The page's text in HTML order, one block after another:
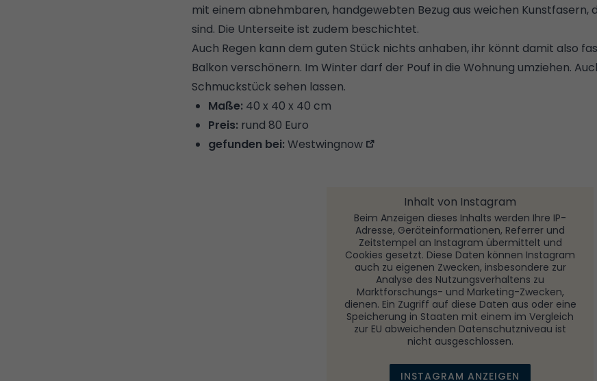
mit einem abnehmbaren, handgewebten Bezug aus weichen Kunstfasern,
sind. Die Unterseite ist zudem beschichtet.
Auch Regen kann dem guten Stück nichts anhaben, ihr könnt damit also
Balkon verschönern. Im Winter darf der Pouf in die Wohnung umziehen.
Schmuckstück sehen lassen.
Maße: 40 x 40 x 40 cm
Preis: rund 80 Euro
gefunden bei: Westwingnow
Inhalt von Instagram
Beim Anzeigen dieses Inhalts werden Ihre IP-
Adresse, Geräteinformationen, Referrer und
Zeitstempel an Instagram übermittelt und
Cookies gesetzt. Diese Daten können Instagram
auch zu eigenen Zwecken, insbesondere zur
Analyse des Nutzungsverhaltens zu
Marktforschungs- und Marketing-Zwecken,
dienen. Ein Zugriff auf diese Daten aus oder eine
Speicherung in Staaten mit einem im Vergleich
zur EU abweichenden Datenschutzniveau ist
nicht ausgeschlossen.
INSTAGRAM ANZEIGEN